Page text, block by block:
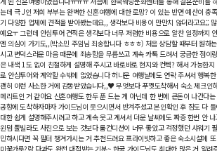
는데 극 J인 저희 부부는 완벽한 신혼여행에 대한 로망? 이 있는 반면 예산이 충
기 다양한 업체에 견적을 받아봤는데요,, 생각보다 비용이 만만치 않더라고요;;
예요ㅜ 그런데 안심투어 견적은 생각보다 너무 저렴한 비용으로 알찬 일정까지
엔 의심이 가기도,,(박소민 주임님 죄송합니다 ㅎㅎㅎ) 처음 상담할 때부터 원하
시고 변덕스러운 마음 때문에 죄송함을 무릅쓰고 계속 카톡 드려서 궁금한 점이
은 내색 1도 없이 친절하게 설명해 주시고 바로바로 현지와 컨텍? 해서 가능한
로 안심투어와 계약할 수밖에 없었습니다 허니문 여행날에도 연락 주셔서 행복
괜히 이런 사소한 거에 감동받았습니다,,♥ 무엇보다 푸껫도착해서 숙소 체크인
메리트인 거 같아요 신혼여행도 한두 푼 드는 게 아닌데 한 번에 큰돈이 나간다
공항에 도착하자마자 가이드님이 웃으시면서 반겨주셨고 본인확인 후 짐도 다
대한 쉽게 설명해주시려고 하고 계속 웃고 계셔서 더운 날씨에도 짜증 한번 안
윈덤 풀빌라도 사진으로 보는 것보다 룸컨디션이 너무 좋았고 걱정했던 샤워기
민하시다면 꼭 필터 챙겨가시는 거 추천드려요 프라이빗하고 좋은 숙소시설에
미꽃가루?랑 다과도 완전 대접받는 기분~ 한국 가이드님도 최대한 많은 거 알려